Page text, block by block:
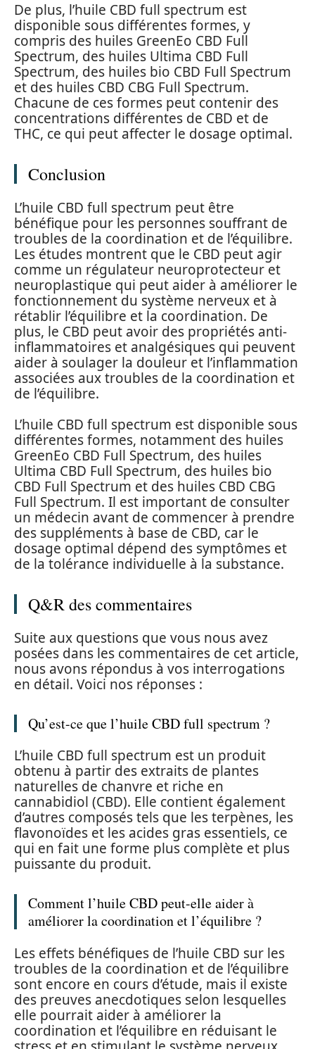
De plus, l’huile CBD full spectrum est
disponible sous différentes formes, y
compris des huiles GreenEo CBD Full
Spectrum, des huiles Ultima CBD Full
Spectrum, des huiles bio CBD Full Spectrum
et des huiles CBD CBG Full Spectrum.
Chacune de ces formes peut contenir des
concentrations différentes de CBD et de
THC, ce qui peut affecter le dosage optimal.
Conclusion
L’huile CBD full spectrum peut être
bénéfique pour les personnes souffrant de
troubles de la coordination et de l’équilibre.
Les études montrent que le CBD peut agir
comme un régulateur neuroprotecteur et
neuroplastique qui peut aider à améliorer le
fonctionnement du système nerveux et à
rétablir l’équilibre et la coordination. De
plus, le CBD peut avoir des propriétés anti-
inflammatoires et analgésiques qui peuvent
aider à soulager la douleur et l’inflammation
associées aux troubles de la coordination et
de l’équilibre.
L’huile CBD full spectrum est disponible sous
différentes formes, notamment des huiles
GreenEo CBD Full Spectrum, des huiles
Ultima CBD Full Spectrum, des huiles bio
CBD Full Spectrum et des huiles CBD CBG
Full Spectrum. Il est important de consulter
un médecin avant de commencer à prendre
des suppléments à base de CBD, car le
dosage optimal dépend des symptômes et
de la tolérance individuelle à la substance.
Q&R des commentaires
Suite aux questions que vous nous avez
posées dans les commentaires de cet article,
nous avons répondus à vos interrogations
en détail. Voici nos réponses :
Qu’est-ce que l’huile CBD full spectrum ?
L’huile CBD full spectrum est un produit
obtenu à partir des extraits de plantes
naturelles de chanvre et riche en
cannabidiol (CBD). Elle contient également
d’autres composés tels que les terpènes, les
flavonoïdes et les acides gras essentiels, ce
qui en fait une forme plus complète et plus
puissante du produit.
Comment l’huile CBD peut-elle aider à
améliorer la coordination et l’équilibre ?
Les effets bénéfiques de l’huile CBD sur les
troubles de la coordination et de l’équilibre
sont encore en cours d’étude, mais il existe
des preuves anecdotiques selon lesquelles
elle pourrait aider à améliorer la
coordination et l’équilibre en réduisant le